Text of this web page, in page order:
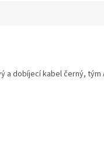
a dobíjecí kabel černý, tým